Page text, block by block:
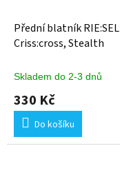
Přední blatník RIE:SEL
Criss:cross, Stealth
Skladem do 2-3 dnů
330 Kč
Do košíku